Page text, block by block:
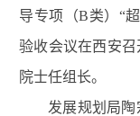
导专项（B类） “
验收会议在西安
院士任组长。
发展规划局